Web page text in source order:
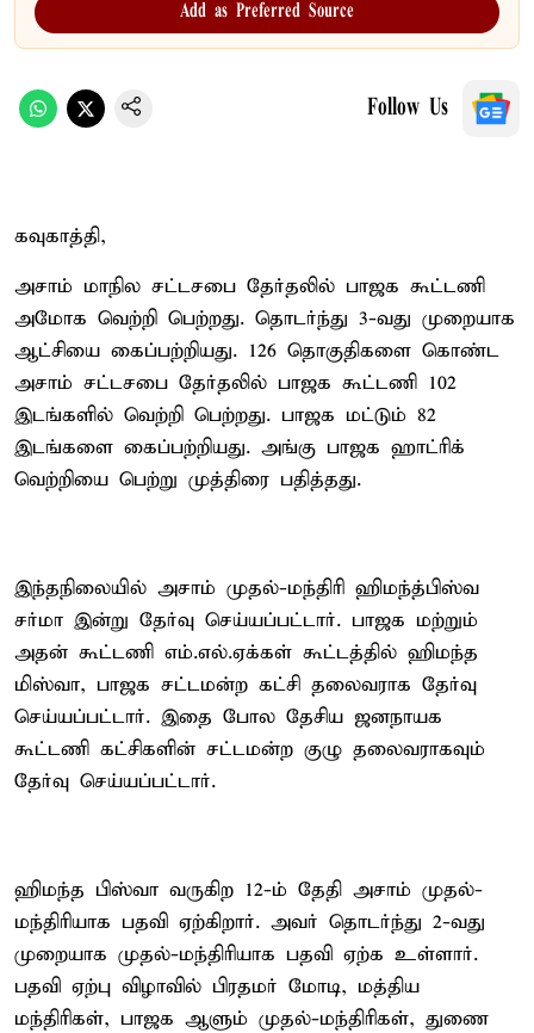
Add as Preferred Source
Follow Us
கவுகாத்தி,
அசாம் மாநில சட்டசபை தேர்தலில் பாஜக கூட்டணி
அமோக வெற்றி பெற்றது. தொடர்ந்து 3-வது முறையாக
ஆட்சியை கைப்பற்றியது. 126 தொகுதிகளை கொண்ட
அசாம் சட்டசபை தேர்தலில் பாஜக கூட்டணி 102
இடங்களில் வெற்றி பெற்றது. பாஜக மட்டும் 82
இடங்களை கைப்பற்றியது. அங்கு பாஜக ஹாட்ரிக்
வெற்றியை பெற்று முத்திரை பதித்தது.
இந்தநிலையில் அசாம் முதல்-மந்திரி ஹிமந்த்பிஸ்வ
சர்மா இன்று தேர்வு செய்யப்பட்டார். பாஜக மற்றும்
அதன் கூட்டணி எம்.எல்.ஏக்கள் கூட்டத்தில் ஹிமந்த
மிஸ்வா, பாஜக சட்டமன்ற கட்சி தலைவராக தேர்வு
செய்யப்பட்டார். இதை போல தேசிய ஜனநாயக
கூட்டணி கட்சிகளின் சட்டமன்ற குழு தலைவராகவும்
தேர்வு செய்யப்பட்டார்.
ஹிமந்த பிஸ்வா வருகிற 12-ம் தேதி அசாம் முதல்-
மந்திரியாக பதவி ஏற்கிறார். அவர் தொடர்ந்து 2-வது
முறையாக முதல்-மந்திரியாக பதவி ஏற்க உள்ளார்.
பதவி ஏற்பு விழாவில் பிரதமர் மோடி, மத்திய
மந்திரிகள், பாஜக ஆளும் முதல்-மந்திரிகள், துணை